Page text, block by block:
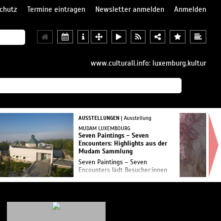
Termine eintragen Newsletter anmelden
Anmelden
www.culturall.info: luxemburg.kultur
AUSSTELLUNGEN | Ausstellung
MUDAM LUXEMBOURG
Seven Paintings – Seven
Encounters: Highlights aus der
Mudam Sammlung
Seven Paintings – Seven
Encounters lädt Besucher:innen
dazu ein, Malerei durch eine
Sieben Hauptwerke aus der